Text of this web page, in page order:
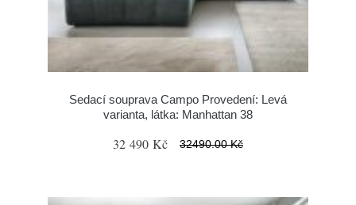
Sedací souprava Campo Provedení: Levá
varianta, látka: Manhattan 38
32 490 Kč 32490.00 Kč